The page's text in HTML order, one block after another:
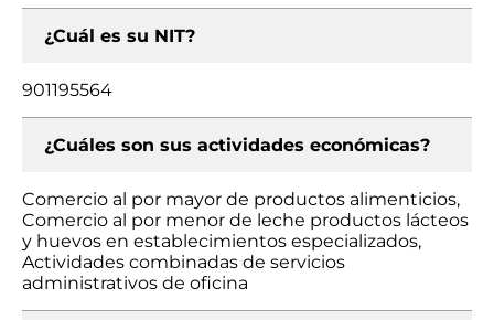
¿Cuál es su NIT?
901195564
¿Cuáles son sus actividades económicas?
Comercio al por mayor de productos alimenticios,
Comercio al por menor de leche productos lácteos
y huevos en establecimientos especializados,
Actividades combinadas de servicios
administrativos de oficina